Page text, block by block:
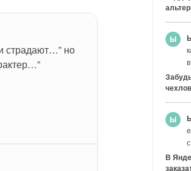
страдают…” но
В